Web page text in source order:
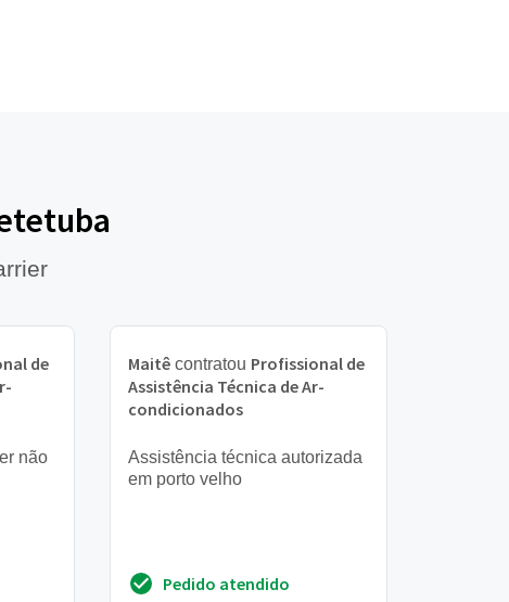
de
não
Maitê contratou Profissional de
Assistência Técnica de Ar-
condicionados
Assistência técnica autorizada
em porto velho
Pedido atendido